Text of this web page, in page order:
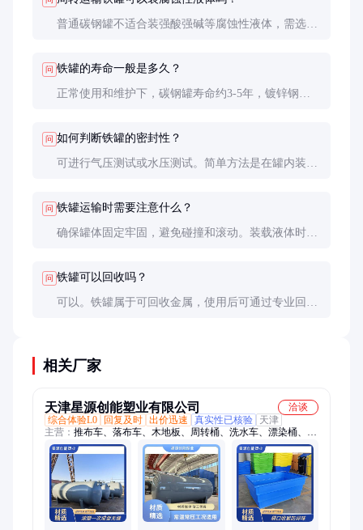
普通碳钢罐不适合装强酸强碱等腐蚀性液体，需选择
问 铁罐的寿命一般是多久？
正常使用和维护下，碳钢罐寿命约3-5年，镀锌钢罐
问 如何判断铁罐的密封性？
可进行气压测试或水压测试。简单方法是在罐内装入
问 铁罐运输时需要注意什么？
确保罐体固定牢固，避免碰撞和滚动。装载液体时留
问 铁罐可以回收吗？
可以。铁罐属于可回收金属，使用后可通过专业回收
相关厂家
天津星源创能塑业有限公司
洽谈
综合体验L0
回复及时 出价迅速 真实性已核验
天津
主营： 推布车、落布车、木地板、周转桶、洗水车、漂染桶、计
量箱、万向轮、加药箱、塑料罐、垃圾袋、溶液箱、储水桶、布
草车、搅拌机、加药桶、药剂箱、阻垢剂、溶药罐、搅拌罐、储
水罐、溶药箱、保温箱、搅拌桶、清洁剂